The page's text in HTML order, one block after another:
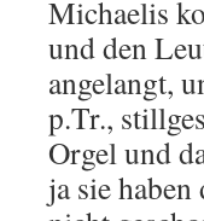
Michaelis
und den
angelangt,
p.Tr.,
Orgel und
ja sie